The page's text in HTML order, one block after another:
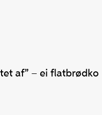
af” – ei flatbrødko